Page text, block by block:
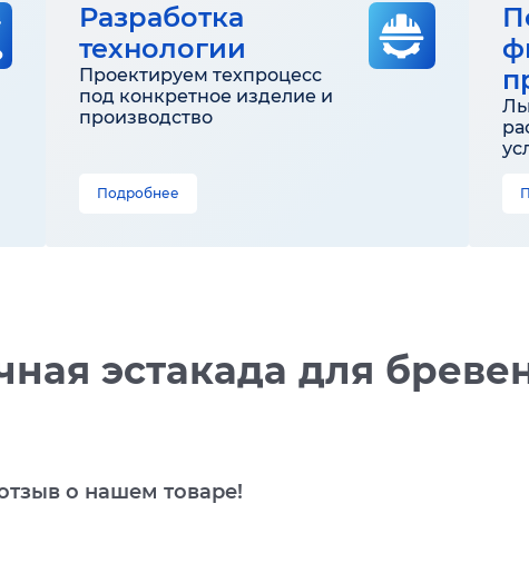
Разработка
технологии
Проектируем техпроцесс
под конкретное изделие и
производство
Подробнее
эстакада для
о нашем товаре!